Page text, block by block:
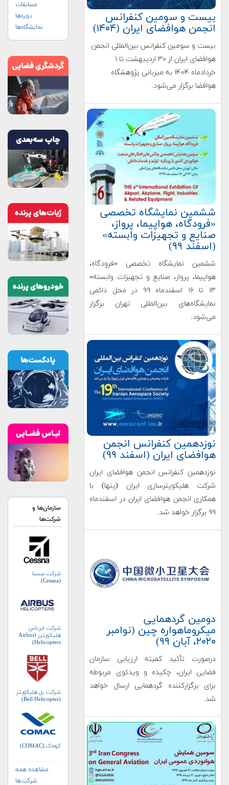
بیست و سومین کنفرانس
انجمن هوافضای ايران (۱۴۰۴)
بیست و سومین کنفرانس بین‌المللی انجمن
هوافضای ايران از ۳۰ اردیبهشت تا ۱
خردادماه ۱۴۰۴ به میزبانی پژوهشگاه
هوافضا برگزار می‌شود.
ششمین نمایشگاه تخصصی
«فرودگاه، هواپیما، پرواز،
صنایع و تجهیزات وابسته»
(اسفند ۹۹)
ششمین نمایشگاه تخصصی «فرودگاه،
هواپیما، پرواز، صنایع و تجهیزات وابسته»
۱۳ تا ۱۶ اسفندماه ۹۹ در محل دائمی
نمایشگاه‌های بین‌المللی تهران برگزار
می‌شود.
نوزدهمین کنفرانس انجمن
هوافضای ایران (اسفند ۹۹)
نوزدهمین کنفرانس انجمن هوافضای ایران
شرکت هلیکوپترسازی ایران (پنها) با
همکاری انجمن هوافضای ایران در اسفندماه
۹۹ برگزار خواهد شد.
دومین گردهمایی
میکروماهواره چین (نوامبر
۲۰۲۰، آبان ۹۹)
درصورت تأئید کمیته ارزیابی سازمان
فضایی ایران، چکیده و ویدئوی مربوطه
برای برگزارکننده گردهمایی ارسال خواهد
شد.
مسابقات
دوره‌ها
نمایشگاه‌ها
سازمان‌ها و
شرکت‌ها
شرکت سسنا
(Cessna)
شرکت ایرباس
هلیکوپترز (Airbus
Helicopters)
شرکت بل هلیکوپتر
(Bell Helicopter)
کوماک (COMAC)
مشاهده همه
شرکت‌ها